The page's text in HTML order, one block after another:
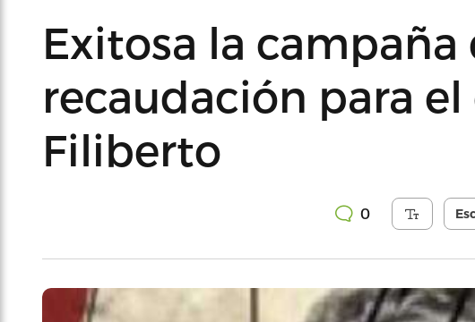
Exitosa la campaña
recaudación para
Filiberto
0